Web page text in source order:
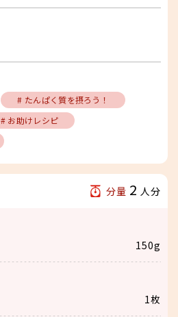
# たんぱく質を摂ろう！
# お助けレシピ
分量 2 人分
150g
1枚